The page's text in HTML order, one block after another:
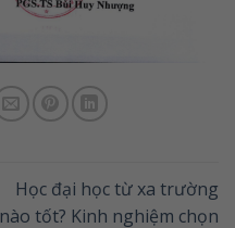
Học đại học từ xa trường
nào tốt? Kinh nghiệm chọn